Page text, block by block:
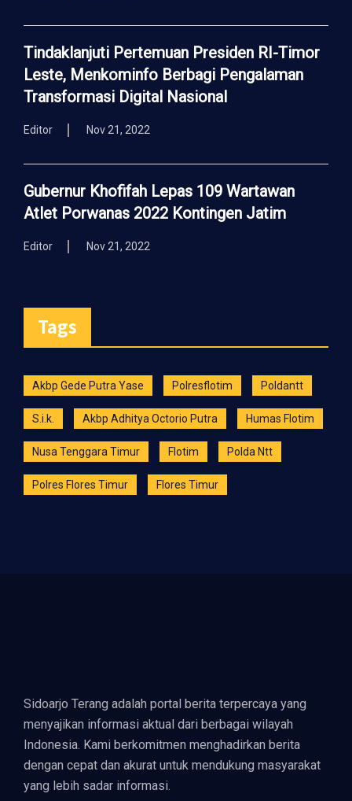
Tindaklanjuti Pertemuan Presiden RI-Timor
Leste, Menkominfo Berbagi Pengalaman
Transformasi Digital Nasional
Editor Nov 21, 2022
Gubernur Khofifah Lepas 109 Wartawan
Atlet Porwanas 2022 Kontingen Jatim
Editor Nov 21, 2022
Tags
Akbp Gede Putra Yase Polresflotim Poldantt
S.i.k. Akbp Adhitya Octorio Putra Humas Flotim
Nusa Tenggara Timur Flotim Polda Ntt
Polres Flores Timur Flores Timur
Sidoarjo Terang adalah portal berita terpercaya yang
menyajikan informasi aktual dari berbagai wilayah
Indonesia. Kami berkomitmen menghadirkan berita
dengan cepat dan akurat untuk mendukung masyarakat
yang lebih sadar informasi.